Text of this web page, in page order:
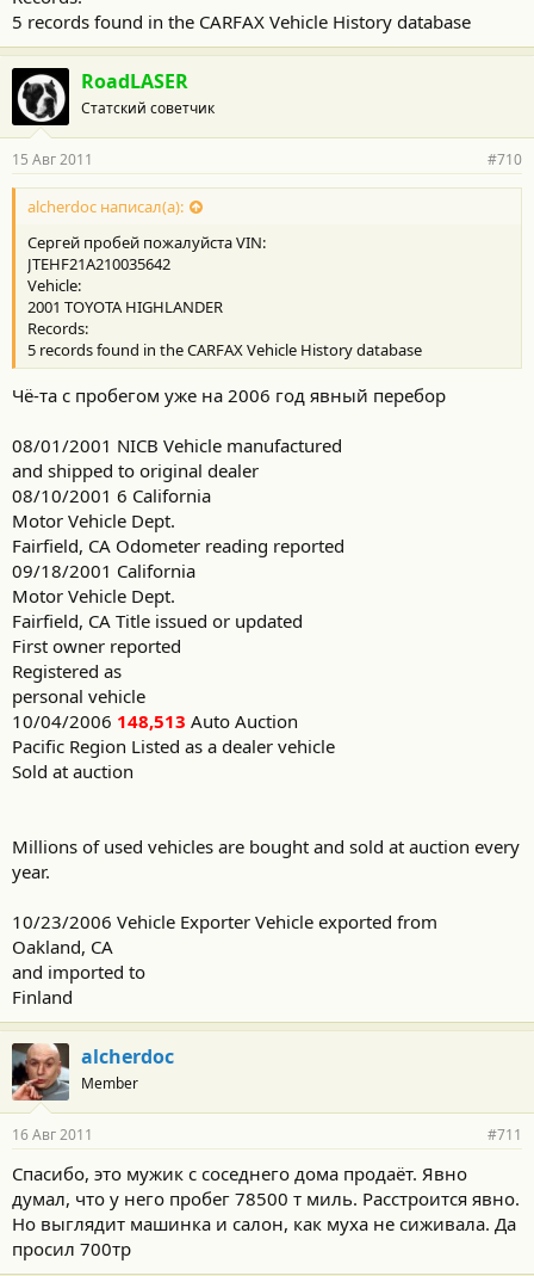
5 records found in the CARFAX Vehicle History database
RoadLASER
Статский советчик
15 Авг 2011 #710
alcherdoc написал(а):
Сергей пробей пожалуйста VIN:
JTEHF21A210035642
Vehicle:
2001 TOYOTA HIGHLANDER
Records:
5 records found in the CARFAX Vehicle History database
Чё-та с пробегом уже на 2006 год явный перебор
08/01/2001 NICB Vehicle manufactured
and shipped to original dealer
08/10/2001 6 California
Motor Vehicle Dept.
Fairfield, CA Odometer reading reported
09/18/2001 California
Motor Vehicle Dept.
Fairfield, CA Title issued or updated
First owner reported
Registered as
personal vehicle
10/04/2006 148,513 Auto Auction
Pacific Region Listed as a dealer vehicle
Sold at auction
Millions of used vehicles are bought and sold at auction every
year.
10/23/2006 Vehicle Exporter Vehicle exported from
Oakland, CA
and imported to
Finland
alcherdoc
Member
16 Авг 2011 #711
Спасибо, это мужик с соседнего дома продаёт. Явно
думал, что у него пробег 78500 т миль. Расстроится явно.
Но выглядит машинка и салон, как муха не сиживала. Да
просил 700тр